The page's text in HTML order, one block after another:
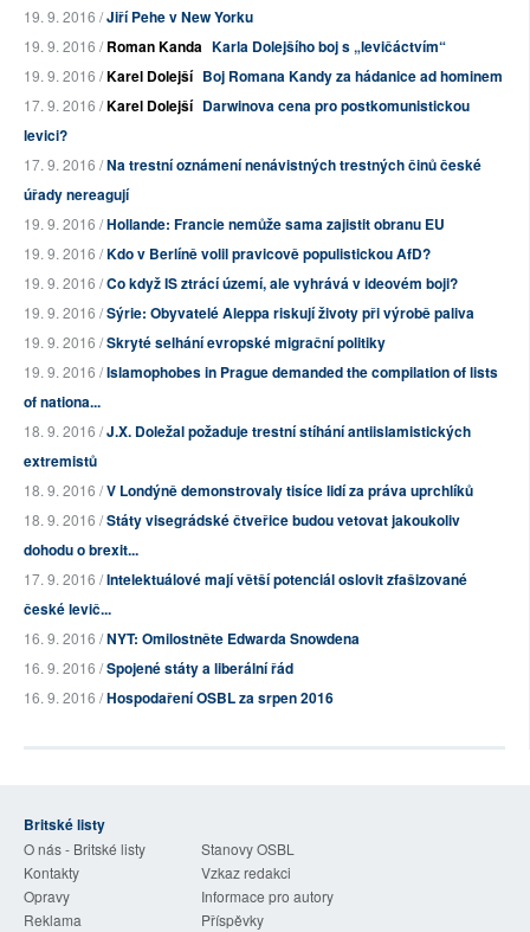
19. 9. 2016 /Jiří Pehe v New Yorku
19. 9. 2016 /Roman Kanda Karla Dolejšího boj s „levičáctvím“
19. 9. 2016 /Karel Dolejší Boj Romana Kandy za hádanice ad hominem
17. 9. 2016 /Karel Dolejší Darwinova cena pro postkomunistickou
levici?
17. 9. 2016 /Na trestní oznámení nenávistných trestných činů české
úřady nereagují
19. 9. 2016 /Hollande: Francie nemůže sama zajistit obranu EU
19. 9. 2016 /Kdo v Berlíně volil pravicově populistickou AfD?
19. 9. 2016 /Co když IS ztrácí území, ale vyhrává v ideovém boji?
19. 9. 2016 /Sýrie: Obyvatelé Aleppa riskují životy při výrobě paliva
19. 9. 2016 /Skryté selhání evropské migrační politiky
19. 9. 2016 /Islamophobes in Prague demanded the compilation of lists
of nationa...
18. 9. 2016 /J.X. Doležal požaduje trestní stíhání antiislamistických
extremistů
18. 9. 2016 /V Londýně demonstrovaly tisíce lidí za práva uprchlíků
18. 9. 2016 /Státy visegrádské čtveřice budou vetovat jakoukoliv
dohodu o brexit...
17. 9. 2016 /Intelektuálové mají větší potenciál oslovit zfašizované
české levič...
16. 9. 2016 /NYT: Omilostněte Edwarda Snowdena
16. 9. 2016 /Spojené státy a liberální řád
16. 9. 2016 /Hospodaření OSBL za srpen 2016
Britské listy
O nás - Britské listy
Stanovy OSBL
Kontakty
Vzkaz redakci
Opravy
Informace pro autory
Reklama
Příspěvky